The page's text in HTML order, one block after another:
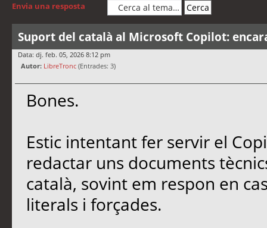
Envia una resposta
Suport del català al Microsoft Copilot:
Data: dj. feb. 05, 2026 8:12 pm
Autor: LibreTronc (Entrades: 3)
Bones.
Estic intentant fer servir el
redactar uns documents
català, sovint em respon en
literals i forçades.